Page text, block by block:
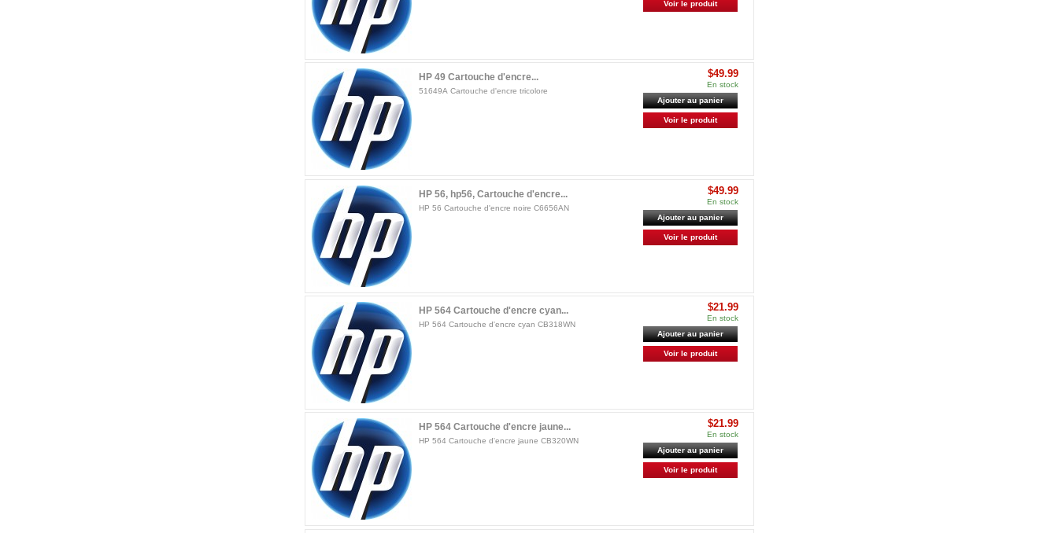
Voir le produit
HP 49 Cartouche d'encre...
51649A Cartouche d'encre tricolore
$49.99
En stock
Ajouter au panier
Voir le produit
HP 56, hp56, Cartouche d'encre...
HP 56 Cartouche d'encre noire C6656AN
$49.99
En stock
Ajouter au panier
Voir le produit
HP 564 Cartouche d'encre cyan...
HP 564 Cartouche d'encre cyan CB318WN
$21.99
En stock
Ajouter au panier
Voir le produit
HP 564 Cartouche d'encre jaune...
HP 564 Cartouche d'encre jaune CB320WN
$21.99
En stock
Ajouter au panier
Voir le produit